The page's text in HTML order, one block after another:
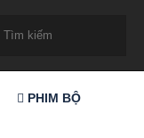
PHIM BỘ